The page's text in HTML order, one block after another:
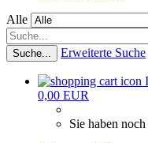
Alle
Suche... Erweiterte Suche
0,00 EUR
Sie haben